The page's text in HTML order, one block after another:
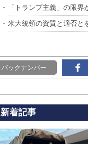
「トランプ主義」の限
米大統領の資質と適否と
バックナンバー
新着記事